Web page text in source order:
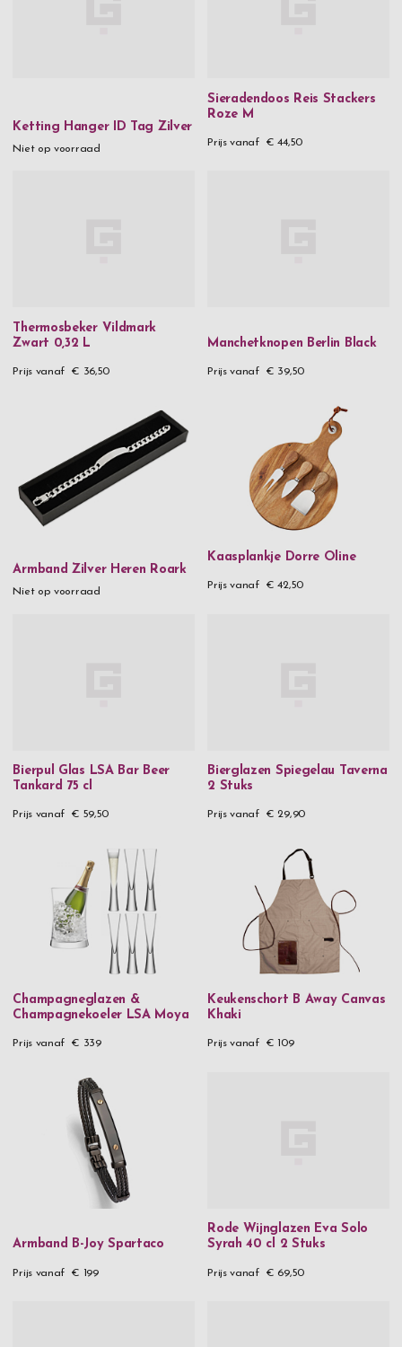
Ketting Hanger ID Tag Zilver
Niet op voorraad
Sieradendoos Reis Stackers
Roze M
Prijs vanaf € 44,50
Thermosbeker Vildmark
Zwart 0,32 L
Prijs vanaf € 36,50
Manchetknopen Berlin Black
Prijs vanaf € 39,50
Armband Zilver Heren Roark
Niet op voorraad
Kaasplankje Dorre Oline
Prijs vanaf € 42,50
Bierpul Glas LSA Bar Beer
Tankard 75 cl
Prijs vanaf € 59,50
Bierglazen Spiegelau Taverna
2 Stuks
Prijs vanaf € 29,90
Champagneglazen &
Champagnekoeler LSA Moya
Prijs vanaf € 339
Keukenschort B Away Canvas
Khaki
Prijs vanaf € 109
Armband B-Joy Spartaco
Prijs vanaf € 199
Rode Wijnglazen Eva Solo
Syrah 40 cl 2 Stuks
Prijs vanaf € 69,50